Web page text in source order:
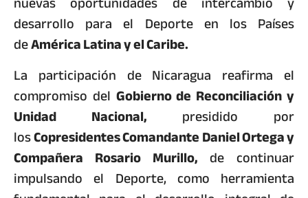
desarrollo para el Deporte en los Países
deAmérica Latina y el Caribe.
La participación de Nicaragua reafirma el
compromiso del Gobierno de Reconciliación y
Unidad Nacional, presidido por
losCopresidentes Comandante Daniel Ortega y
Compañera Rosario Murillo, de continuar
impulsando el Deporte, como herramienta